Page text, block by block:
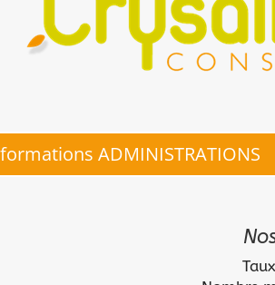
ADMINISTRATIONS